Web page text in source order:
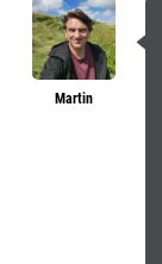
Martin